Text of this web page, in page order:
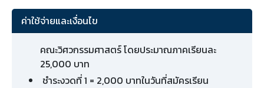
ค่าใช้จ่ายและเงื่อนไข
คณะวิศวกรรมศาสตร์ โดยประมาณภาคเรียนละ
25,000 บาท
ชำระงวดที่ 1 = 2,000 บาทในวันที่สมัครเรียน